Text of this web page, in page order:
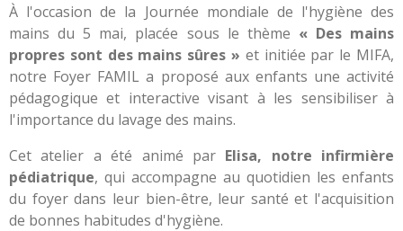
À l'occasion de la Journée mondiale de l'hygiène des
mains du 5 mai, placée sous le thème « Des mains
propres sont des mains sûres » et initiée par le MIFA,
notre Foyer FAMIL a proposé aux enfants une activité
pédagogique et interactive visant à les sensibiliser à
l'importance du lavage des mains.
Cet atelier a été animé par Elisa, notre infirmière
pédiatrique, qui accompagne au quotidien les enfants
du foyer dans leur bien-être, leur santé et l'acquisition
de bonnes habitudes d'hygiène.